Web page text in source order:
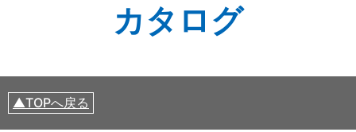
カタログ
TOPへ戻る